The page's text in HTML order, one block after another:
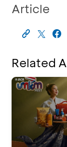
Article
Related